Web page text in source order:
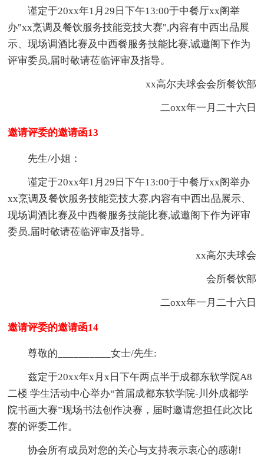
谨定于20xx年1月29日下午13:00于中餐厅xx阁举
办"xx烹调及餐饮服务技能竞技大赛",内容有中西出品展
示、现场调酒比赛及中西餐服务技能比赛,诚邀阁下作为
评审委员,届时敬请莅临评审及指导。
xx高尔夫球会会所餐饮部
二oxx年一月二十六日
邀请评委的邀请函13
先生/小姐：
谨定于20xx年1月29日下午13:00于中餐厅xx阁举办
xx烹调及餐饮服务技能竞技大赛,内容有中西出品展示、
现场调酒比赛及中西餐服务技能比赛,诚邀阁下作为评审
委员,届时敬请莅临评审及指导。
xx高尔夫球会
会所餐饮部
二oxx年一月二十六日
邀请评委的邀请函14
尊敬的__________女士/先生:
兹定于20xx年x月x日下午两点半于成都东软学院A8
二楼 学生活动中心举办“首届成都东软学院-川外成都学
院书画大赛”现场书法创作决赛，届时邀请您担任此次比
赛的评委工作。
协会所有成员对您的关心与支持表示衷心的感谢!